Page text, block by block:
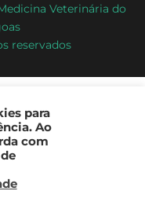
Veterinária do
reservados
para
Ao
com